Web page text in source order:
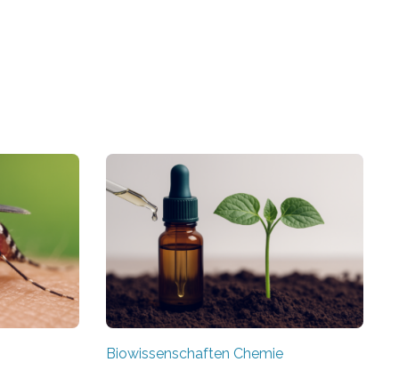
Biowissenschaften Chemie